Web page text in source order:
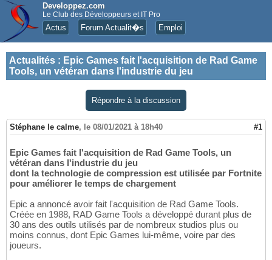
Developpez.com
Le Club des Développeurs et IT Pro
Actus Forum Actualit�s Emploi
Actualités : Epic Games fait l'acquisition de Rad Game
Tools, un vétéran dans l'industrie du jeu
Répondre à la discussion
Stéphane le calme, le 08/01/2021 à 18h40 #1
Epic Games fait l'acquisition de Rad Game Tools, un
vétéran dans l'industrie du jeu
dont la technologie de compression est utilisée par Fortnite
pour améliorer le temps de chargement
Epic a annoncé avoir fait l'acquisition de Rad Game Tools.
Créée en 1988, RAD Game Tools a développé durant plus de
30 ans des outils utilisés par de nombreux studios plus ou
moins connus, dont Epic Games lui-même, voire par des
joueurs.